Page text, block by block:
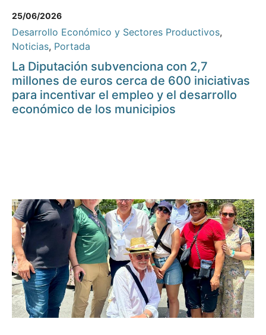
25/06/2026
Desarrollo Económico y Sectores Productivos,
Noticias, Portada
La Diputación subvenciona con 2,7
millones de euros cerca de 600 iniciativas
para incentivar el empleo y el desarrollo
económico de los municipios